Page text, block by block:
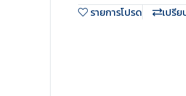
รายการโปรด
เปรี